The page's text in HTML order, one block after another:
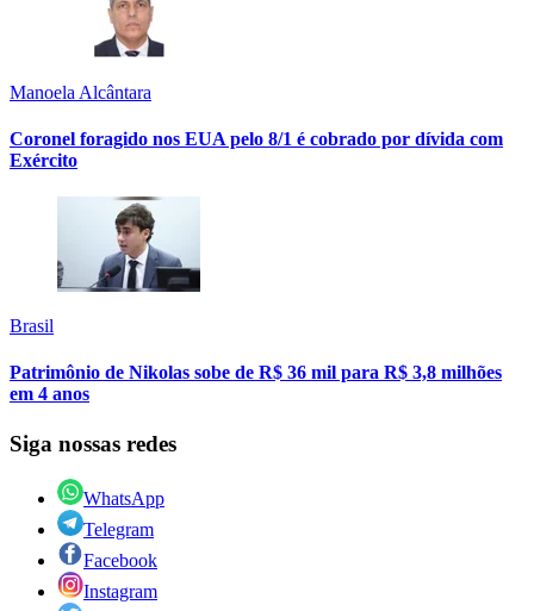
Manoela Alcântara
Coronel foragido nos EUA pelo 8/1 é cobrado por dívida com
Exército
Brasil
Patrimônio de Nikolas sobe de R$ 36 mil para R$ 3,8 milhões
em 4 anos
Siga nossas redes
WhatsApp
Telegram
Facebook
Instagram